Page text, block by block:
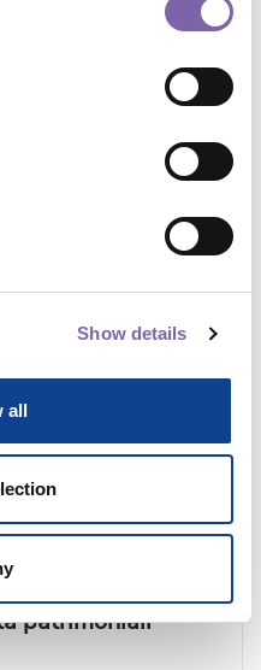
Show details
all
patrimoniali